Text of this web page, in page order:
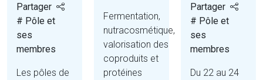
Partager
# Pôle et
ses
membres
Les pôles de
Fermentation,
nutracosmétique,
valorisation des
coproduits et
protéines
Partager
# Pôle et
ses
membres
Du 22 au 24